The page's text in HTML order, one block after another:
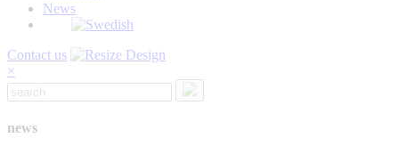
News
Contact us
×
news